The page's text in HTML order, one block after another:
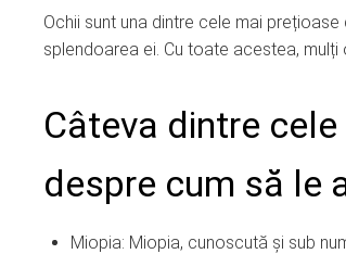
Ochii sunt una dintre cele mai
splendoarea ei. Cu toate acestea,
Câteva dintre
despre cum să le
Miopia: Miopia, cunoscută și sub